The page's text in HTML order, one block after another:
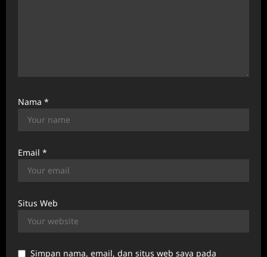
Nama *
Email *
Situs Web
Simpan nama, email, dan situs web saya pada